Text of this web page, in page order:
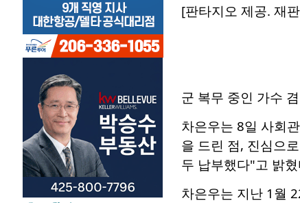
[판타지오 제공. 재
군 복무 중인 가수
차은우는 8일 사회
을 드린 점, 진심으
두 납부했다"고 밝
차은우는 지난 1월